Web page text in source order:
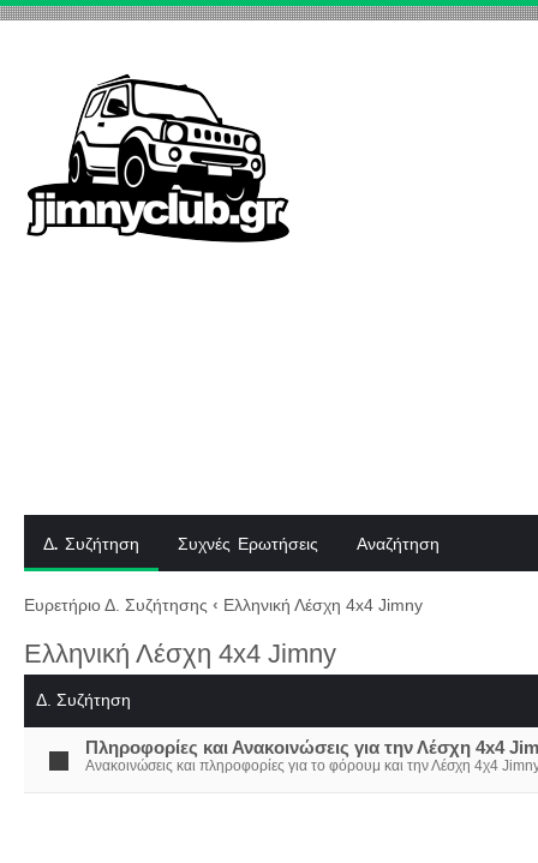
Δ. Συζήτηση Συχνές Ερωτήσεις Αναζήτηση
Ευρετήριο Δ. Συζήτησης ‹ Ελληνική Λέσχη 4x4 Jimny
Ελληνική Λέσχη 4x4 Jimny
Δ. Συζήτηση
Πληροφορίες και Ανακοινώσεις για την Λέσχη 4x4
Ανακοινώσεις και πληροφορίες για το φόρουμ και την Λέσχη 4χ4